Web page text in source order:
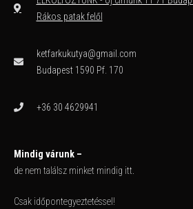
Rákos patak felől
ketfarkukutya@gmail.com
Budapest 1590 Pf. 170
+36 30 4629941
Mindig várunk –
de nem találsz minket mindig itt.
Csak időpontegyeztetéssel!